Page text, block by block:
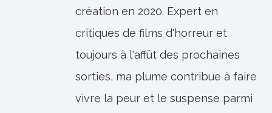
création en 2020. Expert en
critiques de films d'horreur et
toujours à l'affût des prochaines
sorties, ma plume contribue à faire
vivre la peur et le suspense parmi